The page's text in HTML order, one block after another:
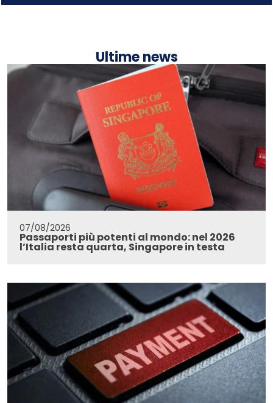
Ultime news
07/08/2026
Passaporti più potenti al mondo: nel 2026
l’Italia resta quarta, Singapore in testa